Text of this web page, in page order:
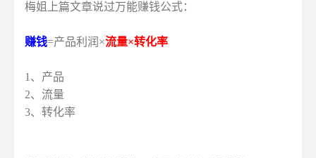
梅姐上篇文章说过万能赚钱公式：
赚钱=产品利润×流量×转化率
1、产品
2、流量
3、转化率